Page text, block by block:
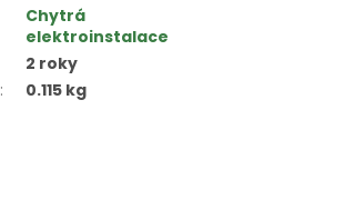
Chytrá
elektroinstalace
2 roky
: 0.115 kg